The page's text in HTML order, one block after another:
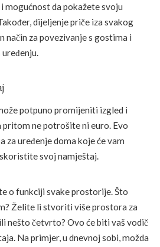
mogućnost da pokažete svoju
dijeljenje priče iza svakog
način za povezivanje s gostima i
uređenju.
potpuno promijeniti izgled i
pritom ne potrošite ni euro. Evo
za uređenje doma koje će vam
svoj namještaj.
o funkciji svake prostorije. Što
Želite li stvoriti više prostora za
nešto četvrto? Ovo će biti vaš vodič
Na primjer, u dnevnoj sobi, možda